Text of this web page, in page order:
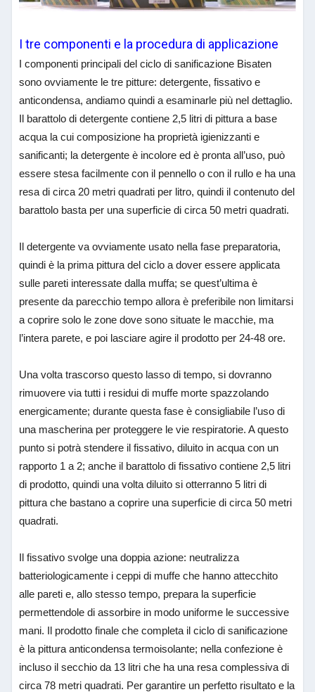
I tre componenti e la procedura di applicazione
I componenti principali del ciclo di sanificazione Bisaten
sono ovviamente le tre pitture: detergente, fissativo e
anticondensa, andiamo quindi a esaminarle più nel dettaglio.
Il barattolo di detergente contiene 2,5 litri di pittura a base
acqua la cui composizione ha proprietà igienizzanti e
sanificanti; la detergente è incolore ed è pronta all’uso, può
essere stesa facilmente con il pennello o con il rullo e ha una
resa di circa 20 metri quadrati per litro, quindi il contenuto del
barattolo basta per una superficie di circa 50 metri quadrati.
Il detergente va ovviamente usato nella fase preparatoria,
quindi è la prima pittura del ciclo a dover essere applicata
sulle pareti interessate dalla muffa; se quest’ultima è
presente da parecchio tempo allora è preferibile non limitarsi
a coprire solo le zone dove sono situate le macchie, ma
l’intera parete, e poi lasciare agire il prodotto per 24-48 ore.
Una volta trascorso questo lasso di tempo, si dovranno
rimuovere via tutti i residui di muffe morte spazzolando
energicamente; durante questa fase è consigliabile l’uso di
una mascherina per proteggere le vie respiratorie. A questo
punto si potrà stendere il fissativo, diluito in acqua con un
rapporto 1 a 2; anche il barattolo di fissativo contiene 2,5 litri
di prodotto, quindi una volta diluito si otterranno 5 litri di
pittura che bastano a coprire una superficie di circa 50 metri
quadrati.
Il fissativo svolge una doppia azione: neutralizza
batteriologicamente i ceppi di muffe che hanno attecchito
alle pareti e, allo stesso tempo, prepara la superficie
permettendole di assorbire in modo uniforme le successive
mani. Il prodotto finale che completa il ciclo di sanificazione
è la pittura anticondensa termoisolante; nella confezione è
incluso il secchio da 13 litri che ha una resa complessiva di
circa 78 metri quadrati. Per garantire un perfetto risultato e la